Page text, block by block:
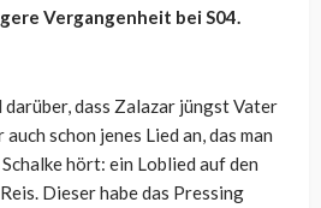
Vergangenheit bei S04.
darüber, dass Zalazar jüngst Vater
schon jenes Lied an, das man
hört: ein Loblied auf den
Dieser habe das Pressing